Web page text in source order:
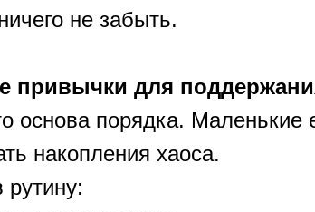
не забыть.
привычки для
основа порядка. Маленькие
накопления хаоса.